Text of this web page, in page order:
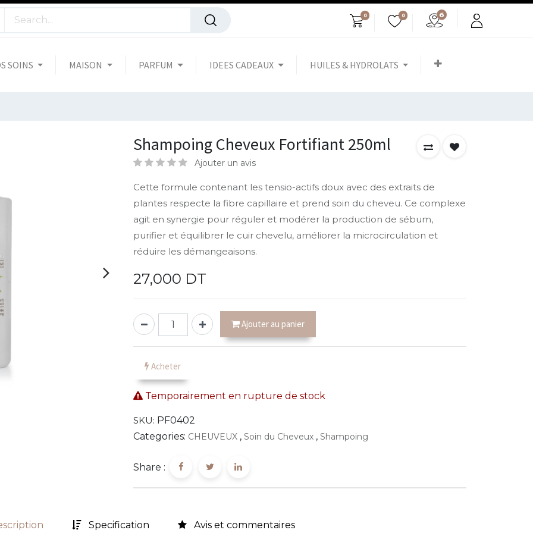
0 0
SOINS MAISON PARFUM IDEES CADEAUX HUILES & HYDROLATS
Shampoing Cheveux Fortifiant 250ml
Ajouter un avis
Cette formule contenant les tensio-actifs doux avec des extraits de
plantes respecte la fibre capillaire et prend soin du cheveu. Ce complexe
agit en synergie pour réguler et modérer la production de sébum,
purifier et équilibrer le cuir chevelu, améliorer la microcirculation et
réduire les démangeaisons.
27,000 DT
Ajouter au panier
Acheter
Temporairement en rupture de stock
SKU: PF0402
Categories: CHEUVEUX , Soin du Cheveux , Shampoing
Share :
Specification Avis et commentaires